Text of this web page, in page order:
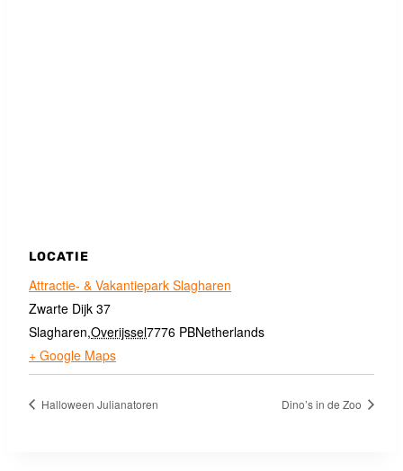
LOCATIE
Attractie- & Vakantiepark Slagharen
Zwarte Dijk 37
Slagharen,Overijssel7776 PBNetherlands
+ Google Maps
Halloween Julianatoren Dino’s in de Zoo